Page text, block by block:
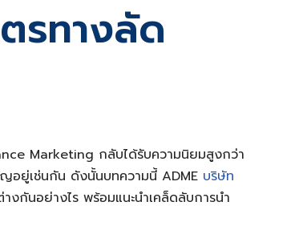
รทางลัด
Marketing กลับได้รับความนิยมสูงกว่า
อยู่เช่นกัน ดังนั้นบทความนี้ ADME บริษัท
กันอย่างไร พร้อมแนะนำเคล็ดลับการนำ